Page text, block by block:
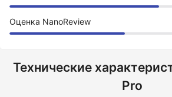
Оценка NanoReview
Технические
Pro